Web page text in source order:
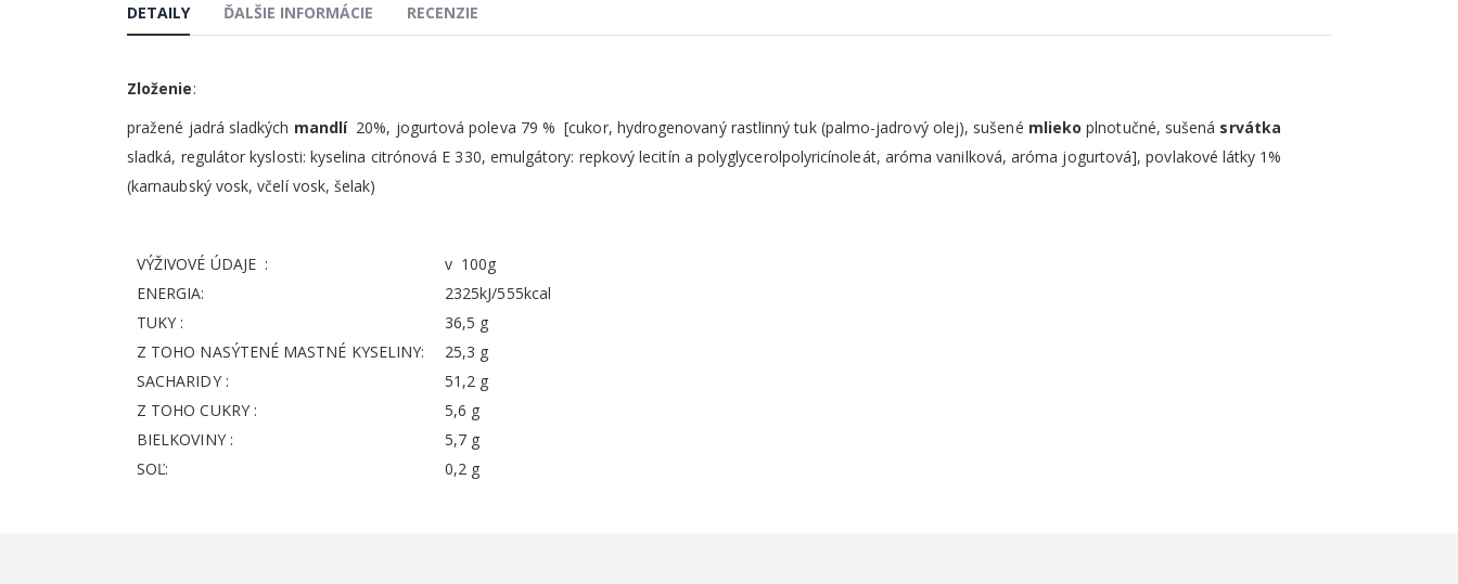
DETAILY
Zloženie:
pražené jadrá sladkých mandlí 20%, jogurtová poleva 79 % [cukor, hydrogenovaný rastlinný tuk (palmo-jadrový olej), sušené mlieko plnotučné, sušená srvátka
sladká, regulátor kyslosti: kyselina citrónová E 330, emulgátory: repkový lecitín a polyglycerolpolyricínoleát, aróma vanilková, aróma jogurtová], povlakové látky 1%
(karnaubský vosk, včelí vosk, šelak)
VÝŽIVOVÉ ÚDAJE :
v 100g
ENERGIA:
2325kJ/555kcal
TUKY :
36,5 g
Z TOHO NASÝTENÉ MASTNÉ KYSELINY:
25,3 g
SACHARIDY :
51,2 g
Z TOHO CUKRY :
5,6 g
BIELKOVINY :
5,7 g
SOĽ:
0,2 g
ĎALŠIE INFORMÁCIE RECENZIE